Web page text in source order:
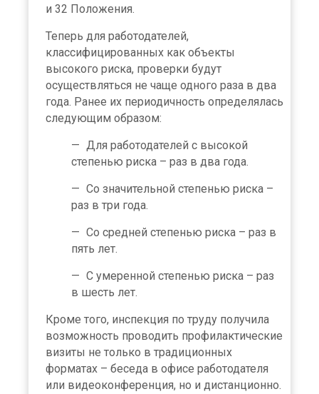
и 32 Положения.
Теперь для работодателей,
классифицированных как объекты
высокого риска, проверки будут
осуществляться не чаще одного раза в два
года. Ранее их периодичность определялась
следующим образом:
Для работодателей с высокой
степенью риска – раз в два года.
Со значительной степенью риска –
раз в три года.
Со средней степенью риска – раз в
пять лет.
С умеренной степенью риска – раз
в шесть лет.
Кроме того, инспекция по труду получила
возможность проводить профилактические
визиты не только в традиционных
форматах – беседа в офисе работодателя
или видеоконференция, но и дистанционно.